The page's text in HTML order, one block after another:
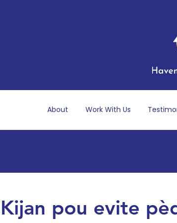
About Work With Us
Kijan pou evite